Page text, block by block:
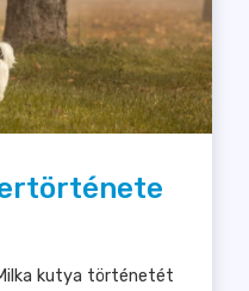
kutya történetét